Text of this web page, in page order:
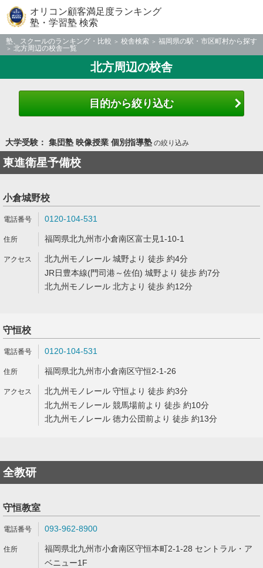
オリコン顧客満足度ランキング
塾・学習塾 検索
塾、スクールのランキング・比較 校舎検索
福岡県の駅・市区町村から探す
北方周辺の校舎一覧
北方周辺の校舎
目的から絞り込む
大学受験： 集団塾 映像授業 個別指導塾の絞り込み
東進衛星予備校
小倉城野校
0120-104-531
福岡県北九州市小倉南区富士見1-10-1
北九州モノレール 城野より 徒歩 約4分
JR日豊本線(門司港～佐伯) 城野より 徒歩 約7分
北九州モノレール 北方より 徒歩 約12分
守恒校
0120-104-531
福岡県北九州市小倉南区守恒2-1-26
北九州モノレール 守恒より 徒歩 約3分
北九州モノレール 競馬場前より 徒歩 約10分
北九州モノレール 徳力公団前より 徒歩 約13分
全教研
守恒教室
093-962-8900
福岡県北九州市小倉南区守恒本町2-1-28 セントラル・ア
ベニュー1F